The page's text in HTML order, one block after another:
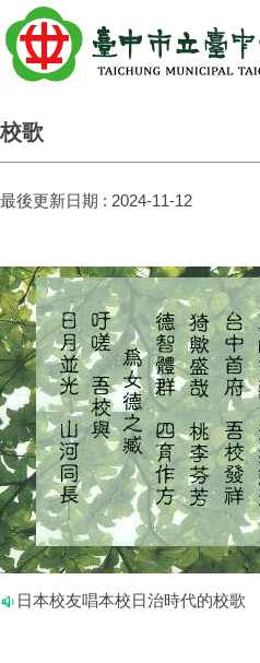
校歌
最後更新日期 : 2024-11-12
日本校友唱本校日治時代的校歌